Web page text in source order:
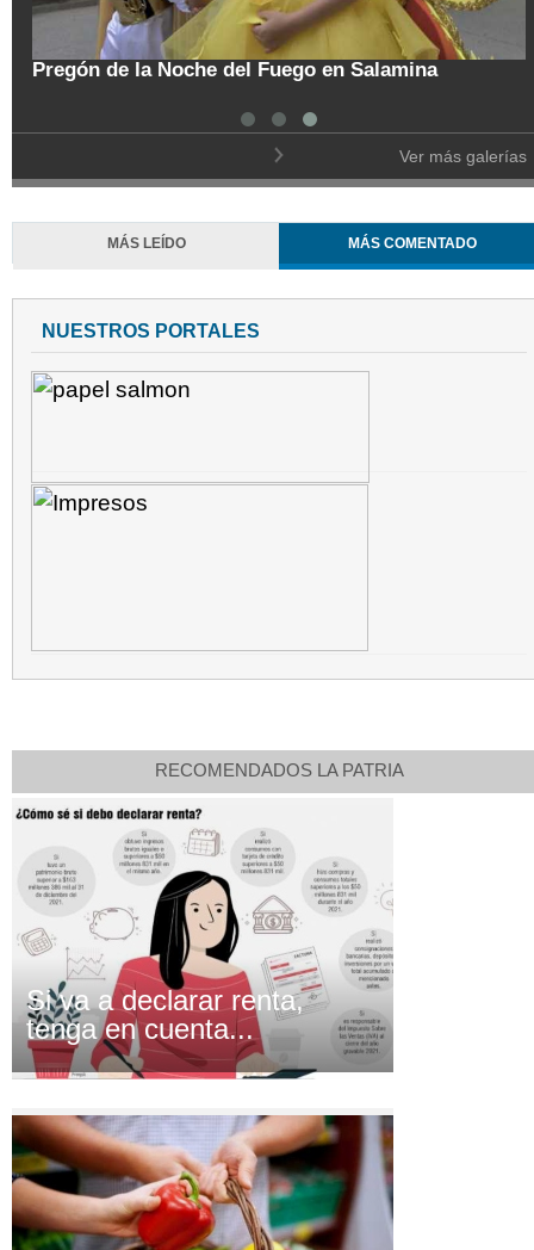
Pregón de la Noche del Fuego en Salamina
Ver más galerías
MÁS LEÍDO MÁS COMENTADO
NUESTROS PORTALES
RECOMENDADOS LA PATRIA
Si va a declarar renta,
tenga en cuenta...